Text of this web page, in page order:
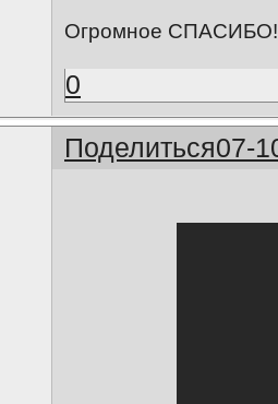
Огромное
0
Поделиться07-